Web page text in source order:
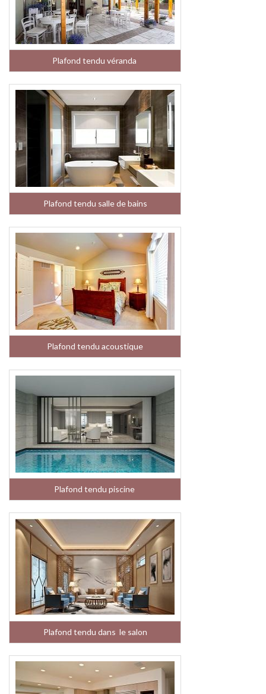
Plafond tendu véranda
Plafond tendu salle de bains
Plafond tendu acoustique
Plafond tendu piscine
Plafond tendu dans le salon